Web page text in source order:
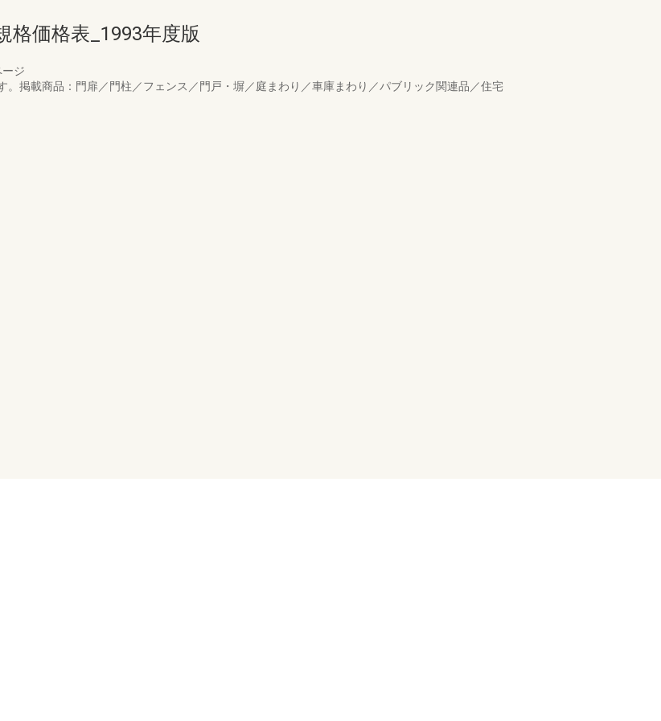
価格表_1993年度版
ジ
掲載商品：門扉／門柱／フェンス／門戸・塀／庭まわり／車庫まわり／パブリック関連品／住宅